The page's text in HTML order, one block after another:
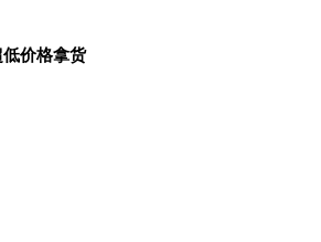
价格拿货